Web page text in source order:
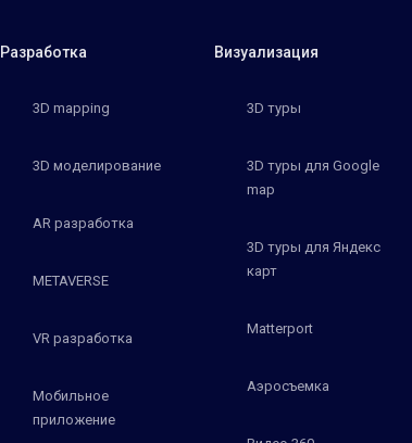
Разработка
3D mapping
3D моделирование
AR разработка
METAVERSE
VR разработка
Мобильное
приложение
Визуализация
3D туры
3D туры для Google
map
3D туры для Яндекс
карт
Matterport
Аэросъемка